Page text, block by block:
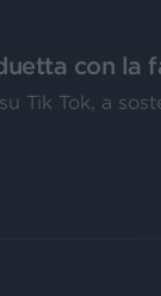
con la
Tik Tok, a